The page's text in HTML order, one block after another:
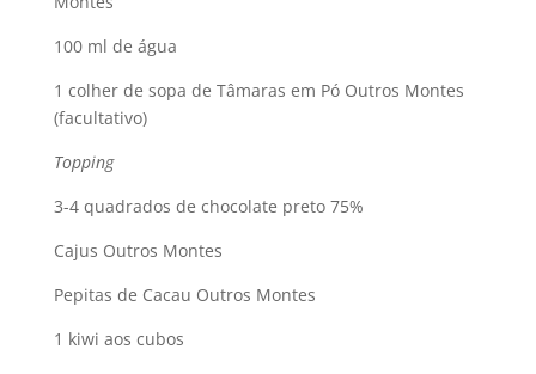
100 ml de água
1 colher de sopa de Tâmaras em Pó Outros Montes
(facultativo)
Topping
3-4 quadrados de chocolate preto 75%
Cajus Outros Montes
Pepitas de Cacau Outros Montes
1 kiwi aos cubos